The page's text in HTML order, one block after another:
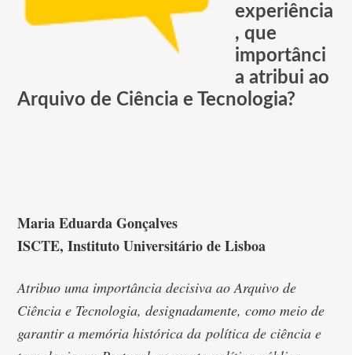
experiência
, que
importânci
a atribui ao
Arquivo de Ciência e Tecnologia?
Maria Eduarda Gonçalves
ISCTE, Instituto Universitário de Lisboa
Atribuo uma importância decisiva ao Arquivo de
Ciência e Tecnologia, designadamente, como meio de
garantir a memória histórica da política de ciência e